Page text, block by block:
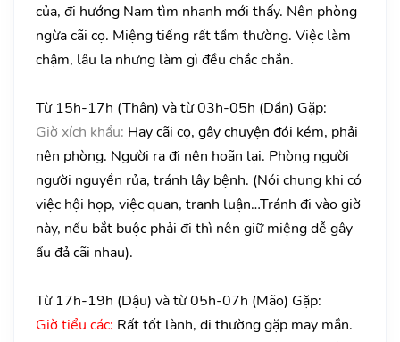
của, đi hướng Nam tìm nhanh mới thấy. Nên phòng
ngừa cãi cọ. Miệng tiếng rất tầm thường. Việc làm
chậm, lâu la nhưng làm gì đều chắc chắn.
Từ 15h-17h (Thân) và từ 03h-05h (Dần) Gặp:
Giờ xích khẩu: Hay cãi cọ, gây chuyện đói kém, phải
nên phòng. Người ra đi nên hoãn lại. Phòng người
người nguyền rủa, tránh lây bệnh. (Nói chung khi có
việc hội họp, việc quan, tranh luận…Tránh đi vào giờ
này, nếu bắt buộc phải đi thì nên giữ miệng dễ gây
ẩu đả cãi nhau).
Từ 17h-19h (Dậu) và từ 05h-07h (Mão) Gặp:
Giờ tiểu các: Rất tốt lành, đi thường gặp may mắn.